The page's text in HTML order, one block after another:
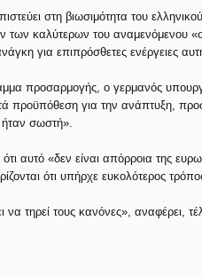
στη βιωσιμότητα του
των καλύτερων του αναμενόμενου
για επιπρόσθετες ενέργειες
προσαρμογής, ο γερμανός
προϋπόθεση για την ανάπτυξη,
ήταν σωστή».
αυτό «δεν είναι απόρροια της
ότι υπήρχε ευκολότερος
τηρεί τους κανόνες», αναφέρει,